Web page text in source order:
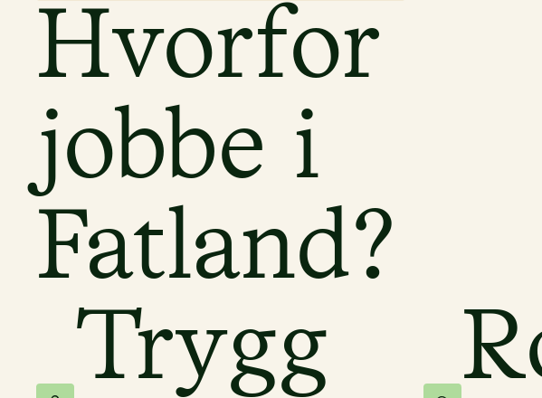
Hvorfor
jobbe i
Fatland?
Trygg